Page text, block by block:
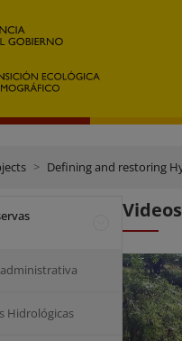
Defining and restoring
Hidrológicas